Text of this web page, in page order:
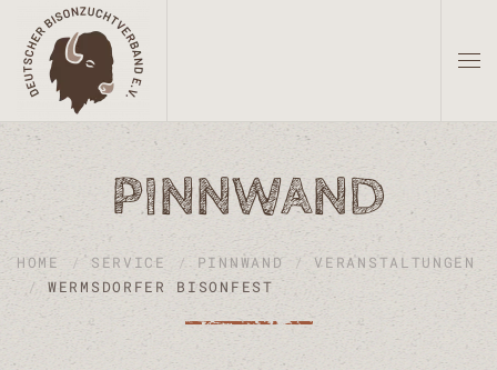
Zum Hauptinhalt springen
PINNWAND
HOME SERVICE PINNWAND
VERANSTALTUNGEN
WERMSDORFER BISONFEST